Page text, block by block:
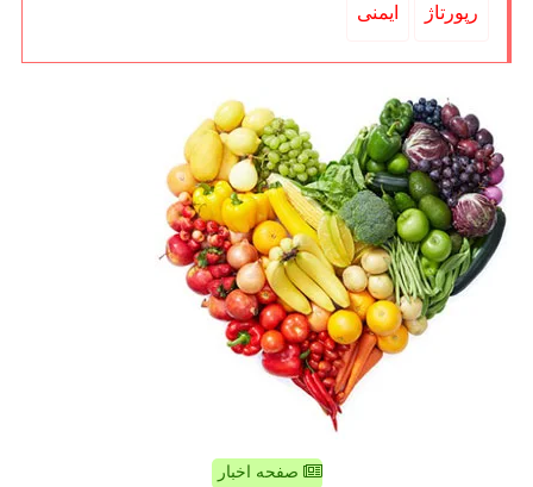
رپورتاژ ایمنی
صفحه اخبار